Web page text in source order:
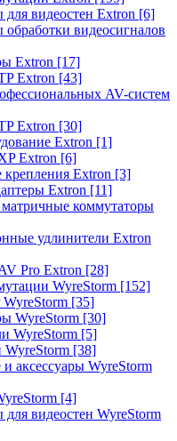
видеостен Extron [6]
видеосигналов
Extron [17]
Extron [43]
AV-систем
Extron [30]
Extron [1]
Extron [6]
Extron [3]
Extron [11]
коммутаторы
удлинители Extron
Pro Extron [28]
WyreStorm [152]
[35]
WyreStorm [30]
WyreStorm [5]
WyreStorm [38]
аксессуары WyreStorm
[4]
видеостен WyreStorm